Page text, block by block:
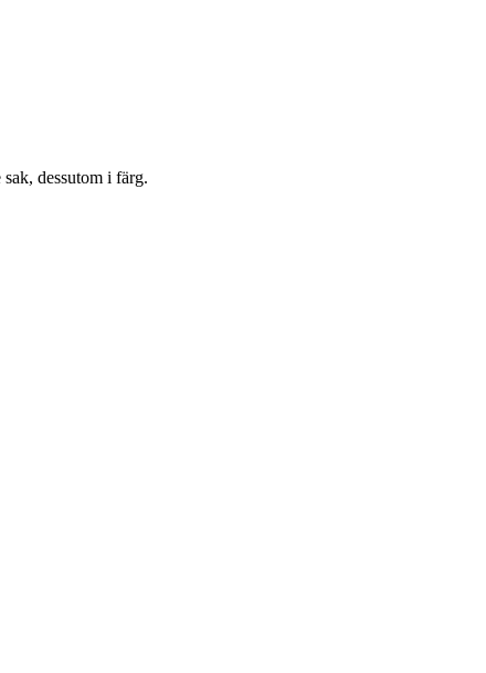
dessutom i färg.